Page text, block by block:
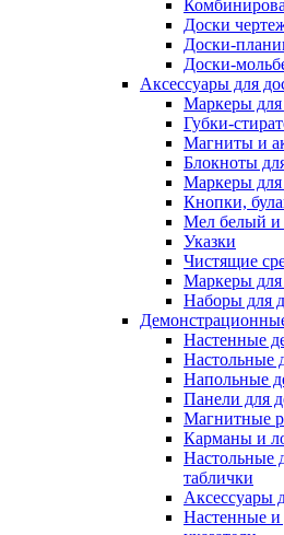
Доски
Доски-
Доски-
Аксессуары для
Маркеры для
Губки-
Магниты и
Блокноты
Маркеры для
Кнопки,
Мел белый и
Указки
Чистящие
Маркеры
Наборы для
Настенные
Настольные
Напольные
Панели для
Магнитные
Карманы и
Настольные
таблички
Аксессуары
Настенные и